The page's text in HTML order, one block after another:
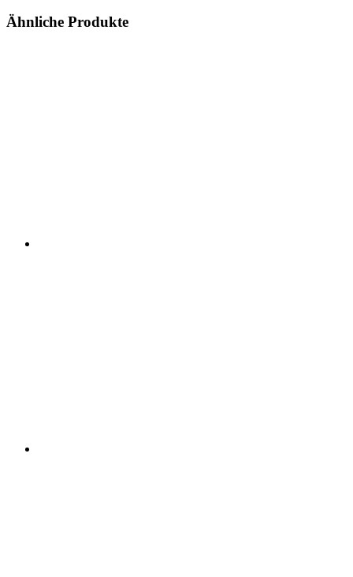
Ähnliche Produkte